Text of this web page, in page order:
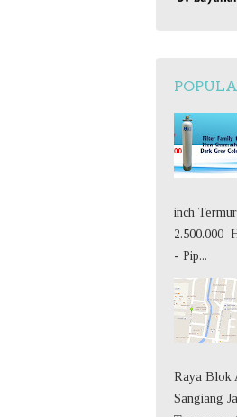
inch
2.500.000
- Pip...
Raya Blok
Sangiang